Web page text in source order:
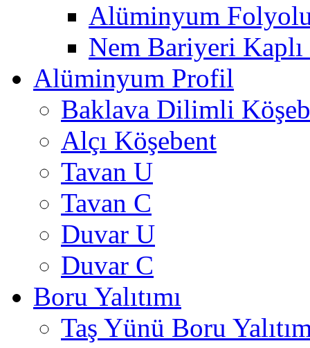
Alüminyum
Nem Bariyeri
Alüminyum Profil
Baklava Dilimli
Alçı Köşebent
Tavan U
Tavan C
Duvar U
Duvar C
Boru Yalıtımı
Taş Yünü Boru